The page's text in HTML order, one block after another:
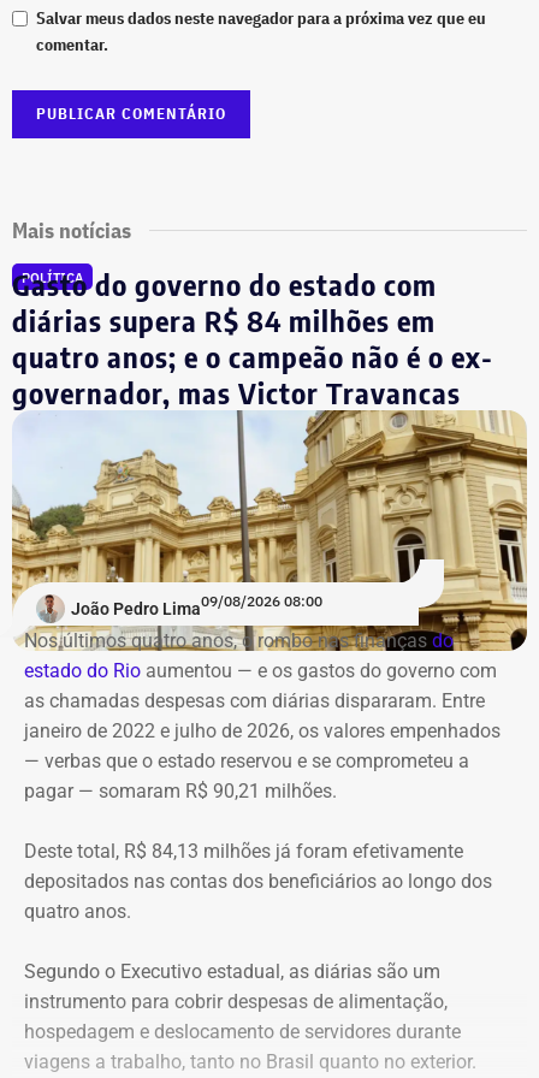
Salvar meus dados neste navegador para a próxima vez que eu
comentar.
Mais notícias
POLÍTICA
Gasto do governo do estado com
diárias supera R$ 84 milhões em
quatro anos; e o campeão não é o ex-
governador, mas Victor Travancas
João Pedro Lima09/08/2026 08:00
Nos últimos quatro anos, o rombo nas finanças do
estado do Rio aumentou — e os gastos do governo com
as chamadas despesas com diárias dispararam. Entre
janeiro de 2022 e julho de 2026, os valores empenhados
— verbas que o estado reservou e se comprometeu a
pagar — somaram R$ 90,21 milhões.
Deste total, R$ 84,13 milhões já foram efetivamente
depositados nas contas dos beneficiários ao longo dos
quatro anos.
Segundo o Executivo estadual, as diárias são um
instrumento para cobrir despesas de alimentação,
hospedagem e deslocamento de servidores durante
viagens a trabalho, tanto no Brasil quanto no exterior.